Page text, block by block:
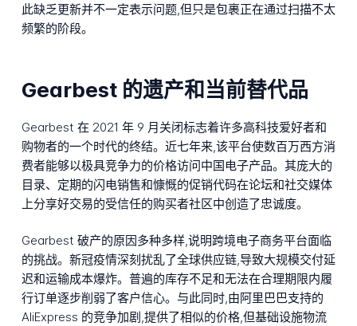
此缺乏更新并不一定表示问题,但只是包裹正在通过扫描不太
频繁的阶段。
Gearbest 的遗产和当前替代品
Gearbest 在 2021 年 9 月关闭标志着许多高科技爱好者和
购物者的一个时代的终结。近七年来,该平台使数百万西方消
费者能够以极具竞争力的价格访问中国电子产品。其庞大的
目录、定期的闪电销售和慷慨的促销代码在论坛和社交媒体
上分享好交易的受信任的购买者社区中创造了忠诚度。
Gearbest 破产的原因多种多样,说明跨境电子商务平台面临
的挑战。新冠疫情深刻扰乱了全球供应链,导致大规模交付延
迟和运输成本爆炸。普遍的库存不足和无法在合理期限内履
行订单逐步削弱了客户信心。与此同时,由阿里巴巴支持的
AliExpress 的竞争加剧,提供了相似的价格,但基础设施物流